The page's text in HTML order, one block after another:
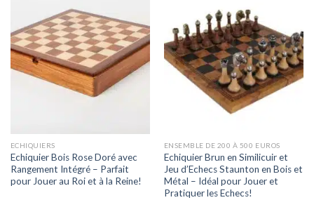
ECHIQUIERS
Echiquier Bois Rose Doré avec
Rangement Intégré – Parfait
pour Jouer au Roi et à la Reine!
ENSEMBLE DE 200 À 500 EUROS
Echiquier Brun en Similicuir et
Jeu d’Echecs Staunton en Bois et
Métal – Idéal pour Jouer et
Pratiquer les Echecs!